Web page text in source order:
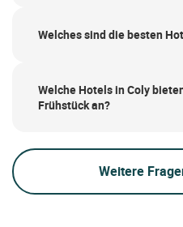
Welches sind die besten
Welche Hotels in Coly
Frühstück an?
Weitere